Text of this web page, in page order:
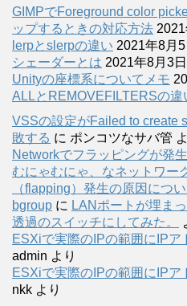
GIMPでForeground color
ップするときの対応方法
lerpとslerpの違い 2021年8月5
シェーダーとは 2021年8月3日
Unityの座標系についてメモ
ALLとREMOVEFILTERSの違
VSSの設定がFailed to create
敗する に ポンコツなサバ管
Networkでフラッピングが発
むにゃむにゃ、なネットワー
（flapping）発生の原因につ
bgroup に LANポートが埋ま
透過のスイッチにしてみた。
ESXiで実際のIPの範囲にIPア
admin より
ESXiで実際のIPの範囲にIPア
nkk より